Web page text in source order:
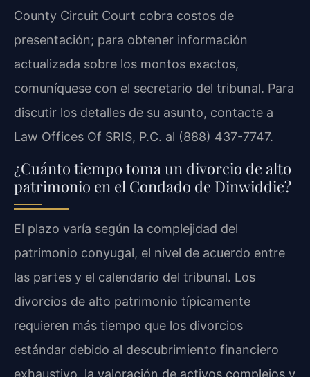
County Circuit Court cobra costos de
presentación; para obtener información
actualizada sobre los montos exactos,
comuníquese con el secretario del tribunal. Para
discutir los detalles de su asunto, contacte a
Law Offices Of SRIS, P.C. al (888) 437-7747.
¿Cuánto tiempo toma un divorcio de alto
patrimonio en el Condado de Dinwiddie?
El plazo varía según la complejidad del
patrimonio conyugal, el nivel de acuerdo entre
las partes y el calendario del tribunal. Los
divorcios de alto patrimonio típicamente
requieren más tiempo que los divorcios
estándar debido al descubrimiento financiero
exhaustivo, la valoración de activos complejos y